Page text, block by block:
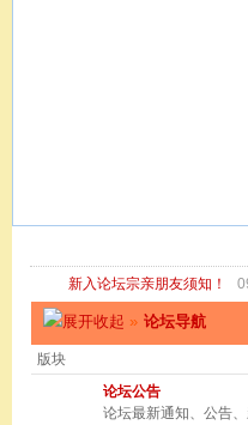
新入论坛宗亲朋友须知！
» 论坛导航
版块
论坛公告
论坛最新通知、公告